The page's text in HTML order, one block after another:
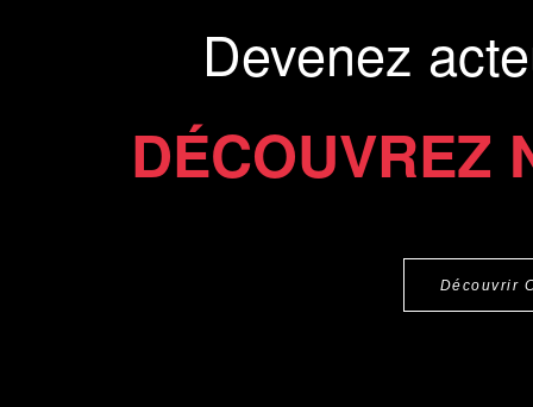
Devenez
DÉCOUVREZ
Découvrir